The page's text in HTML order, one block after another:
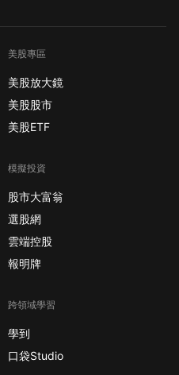
美股專區
美股放大鏡
美股股市
美股ETF
模擬投資
股市大富翁
選股網
雲端控股
報明牌
跨領域學習
學到
口袋Studio